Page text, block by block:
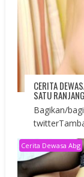
CERITA
SATU RANJANG
Bagikan/
Cerita Dewasa Abg